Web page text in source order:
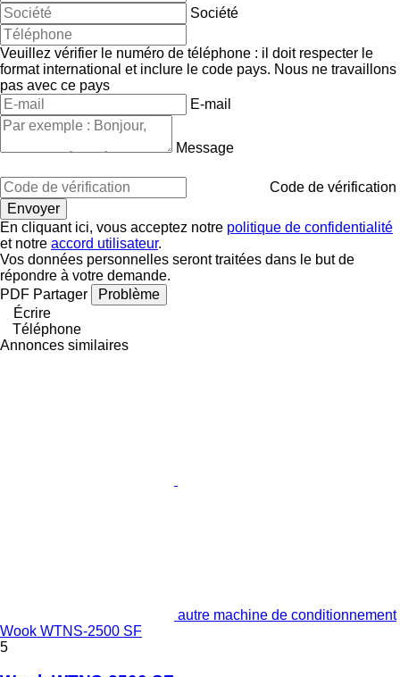
Société
Veuillez vérifier le numéro de téléphone : il doit respecter le
format international et inclure le code pays. Nous ne travaillons
pas avec ce pays
E-mail
Message
Code de vérification
En cliquant ici, vous acceptez notre politique de confidentialité
et notre accord utilisateur.
Vos données personnelles seront traitées dans le but de
répondre à votre demande.
PDF Partager
Problème
Écrire
Téléphone
Annonces similaires
autre machine de conditionnement
Wook WTNS-2500 SF
5